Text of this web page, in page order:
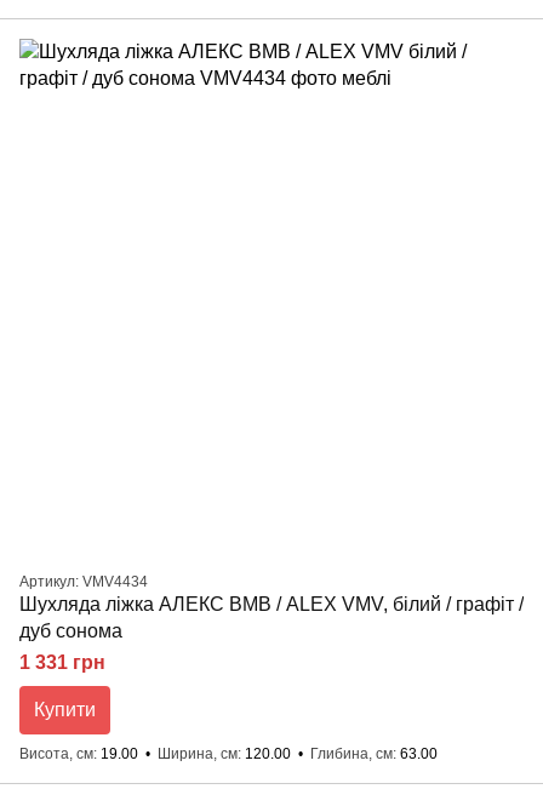
Артикул: VMV4434
Шухляда ліжка АЛЕКС ВМВ / ALEX VMV, білий / графіт /
дуб сонома
1 331 грн
Купити
Висота, см 19.00 Ширина, см 120.00 Глибина, см 63.00